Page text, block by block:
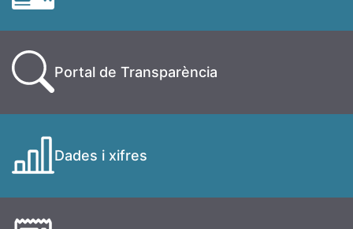
Portal de Transparència
Dades i xifres